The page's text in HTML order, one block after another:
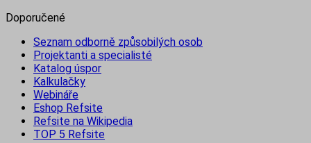
Doporučené
Seznam odborně způsobilých osob
Projektanti a specialisté
Katalog úspor
Kalkulačky
Webináře
Eshop Refsite
Refsite na Wikipedia
TOP 5 Refsite